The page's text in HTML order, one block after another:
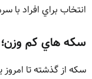
انتخاب براي افراد با
سکه هاي کم
سکه از گذشته تا